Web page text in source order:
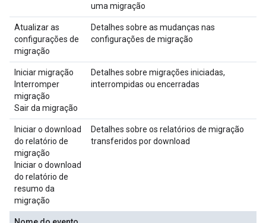
uma migração
Atualizar as
configurações de
migração
Detalhes sobre as mudanças nas
configurações de migração
Iniciar migração
Interromper
migração
Sair da migração
Detalhes sobre migrações iniciadas,
interrompidas ou encerradas
Iniciar o download
do relatório de
migração
Iniciar o download
do relatório de
resumo da
migração
Detalhes sobre os relatórios de migração
transferidos por download